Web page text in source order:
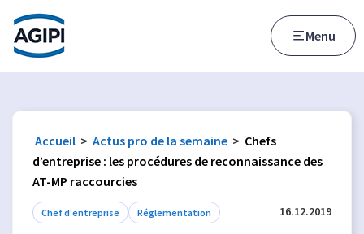
Accès au menu
Accès au contenu principal
Menu
Accueil > Actus pro de la semaine > Chefs
d’entreprise : les procédures de reconnaissance des
AT-MP raccourcies
Chef d'entreprise Réglementation 16.12.2019